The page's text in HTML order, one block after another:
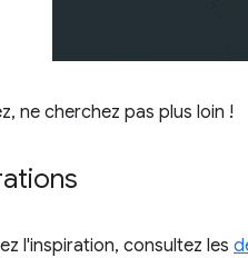
ne cherchez pas plus loin !
l'inspiration, consultez les